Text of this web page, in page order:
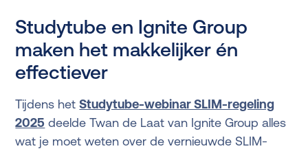
Studytube en Ignite Group
maken het makkelijker én
effectiever
Tijdens hetStudytube-webinar SLIM-regeling
2025 deelde Twan de Laat van Ignite Group alles
wat je moet weten over de vernieuwde SLIM-